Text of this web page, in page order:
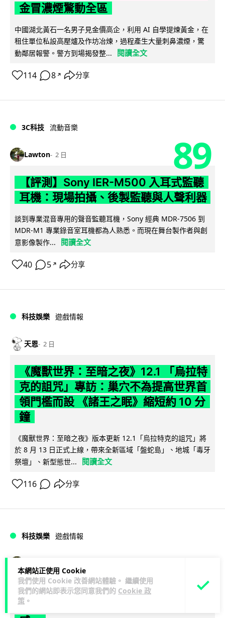
本網站正使用 Cookie
我們使用 Cookie 改善網站體驗。 繼續使用
我們的網站即表示您同意我們的 Cookie 政
策 。
金冒濃煙驚動全區
中國湖北黃石一名男子見金價高企，利用 AI 自學提煉黃金，在
租住單位私設高壓爐及作坊冶煉，過程產生大量刺鼻濃煙，驚
動鄰居報警。警方到場揭發整...
閱讀全文
114 8 ↗ 分享
3C科技 流動音樂
Lawton 2 日 89
【評測】Sony IER-M500 入耳式監聽
耳機：現場拍攝、後製監聽與人聲利器
談到專業混音專用的聲音監聽耳機，Sony 經典 MDR-7506 到
MDR-M1 專業錄音室耳機都為人熟悉。而現在舞台製作者與創
意影像製作...
閱讀全文
40 5 ↗ 分享
科技娛樂 遊戲情報
天恩 2 日
《魔獸世界：至暗之夜》12.1 「烏拉特
克的詛咒」專訪：巢穴不為提高世界首
領門檻而設 《諸王之眠》縮短約 10 分
鐘
《魔獸世界：至暗之夜》版本更新 12.1「烏拉特克的詛咒」將
於 8 月 13 日正式上線，帶來全新區域「盤蛇島」、地城「毒牙
祭壇」、新型態世...
閱讀全文
116 分享
科技娛樂 遊戲情報
日本二手遊戲店減 90% 門市 業績反增
四成 "懷舊"在 Z 世代變成最潮「新鮮